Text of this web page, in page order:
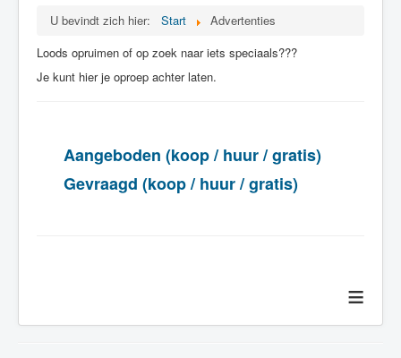
U bevindt zich hier: Start
Advertenties
Loods opruimen of op zoek naar iets speciaals???
Je kunt hier je oproep achter laten.
Aangeboden (koop / huur / gratis)
Gevraagd (koop / huur / gratis)
≡